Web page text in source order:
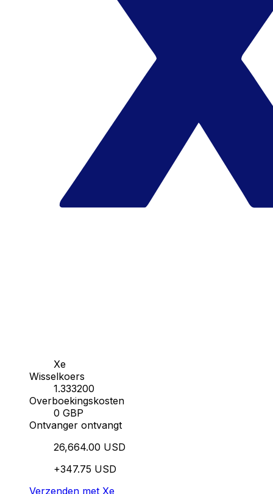
Xe
Wisselkoers
1.333200
Overboekingskosten
0 GBP
Ontvanger ontvangt
26,664.00 USD
+347.75 USD
Verzenden met Xe